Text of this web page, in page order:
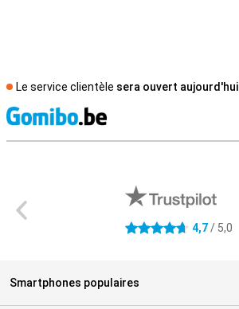
Le service clientèle sera ouvert aujourd'hui
4.7 étoiles 4,7/ 5,0
Smartphones populaires